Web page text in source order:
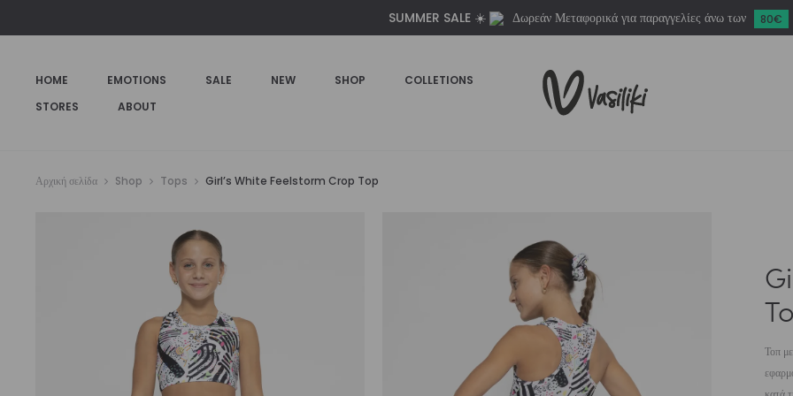
SUMMER SALE ☀️ Δωρεάν Μεταφορικά για παραγγελίες άνω των 80€
HOME EMOTIONS SALE NEW SHOP
COLLETIONS
STORES
ABOUT
Αρχική σελίδα Shop Tops Girl’s White Feelstorm Crop Top
Τοπ
ποσότητα